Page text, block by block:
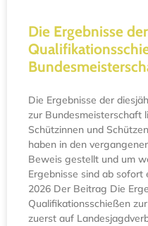
Die Ergebnisse der
Die Ergebnisse der
zur Bundesmeisterschaft
Schützinnen und
haben in den
Beweis gestellt und um
Ergebnisse sind ab sofort
2026 Der Beitrag Die
Qualifikationsschießen
zuerst auf